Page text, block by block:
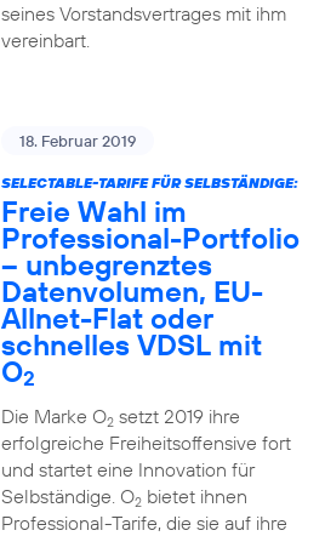
seines Vorstandsvertrages mit ihm
vereinbart.
18. Februar 2019
SELECTABLE-TARIFE FÜR SELBSTÄNDIGE:
Freie Wahl im
Professional-Portfolio
– unbegrenztes
Datenvolumen, EU-
Allnet-Flat oder
schnelles VDSL mit
O2
Die Marke O2setzt 2019 ihre
erfolgreiche Freiheitsoffensive fort
und startet eine Innovation für
Selbständige. O2bietet ihnen
Professional-Tarife, die sie auf ihre